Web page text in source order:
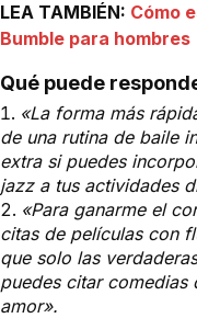
LEA TAMBIÉN: Cómo
Bumble para hombres
Qué puede
«La forma más
de una rutina de baile
extra si puedes
jazz a tus actividades
«Para ganarme el
citas de películas con
que solo las
puedes citar comedias
amor».